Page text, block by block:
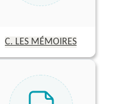
C. LES MÉMOIRES